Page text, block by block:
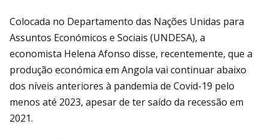
Colocada no Departamento das Nações Unidas para
Assuntos Económicos e Sociais (UNDESA), a
economista Helena Afonso disse, recentemente, que a
produção económica em Angola vai continuar abaixo
dos níveis anteriores à pandemia de Covid-19 pelo
menos até 2023, apesar de ter saído da recessão em
2021.